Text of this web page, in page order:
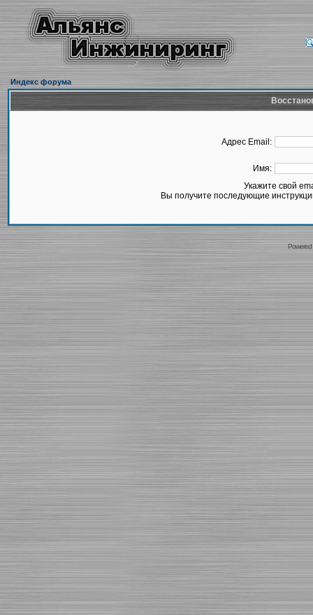
Индекс форума
Адрес Email:
Имя:
Укажите свой
Вы получите последующие